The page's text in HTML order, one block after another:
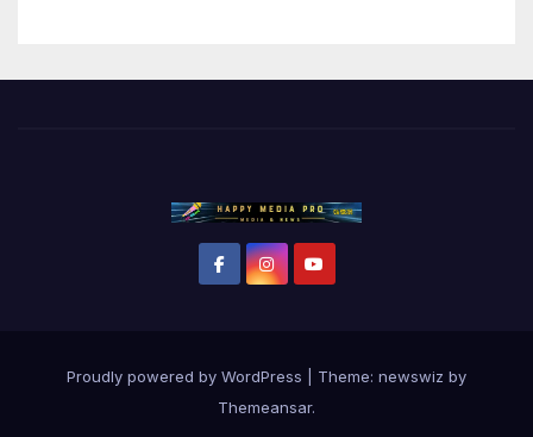
Proudly powered by WordPress
Theme: newswiz by
Themeansar.